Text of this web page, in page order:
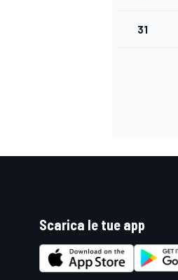
MONOMARCA
31
Scarica le tue app